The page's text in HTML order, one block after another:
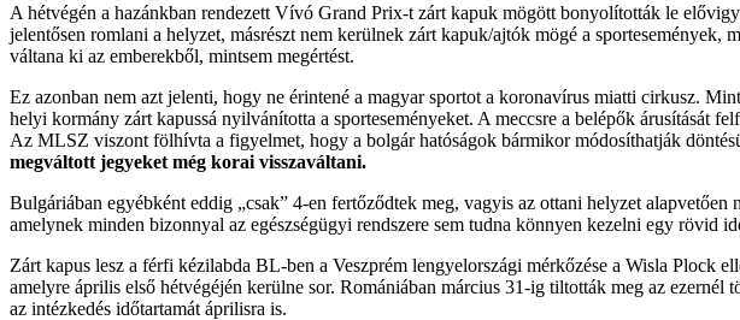
A hétvégén a hazánkban rendezett Vívó Grand Prix-t zárt kapuk mögött bonyolították le
jelentősen romlani a helyzet, másrészt nem kerülnek zárt kapuk/ajtók mögé a
váltana ki az emberekből, mintsem megértést.
Ez azonban nem azt jelenti, hogy ne érintené a magyar sportot a koronavírus miatti cirkusz.
helyi kormány zárt kapussá nyilvánította a sporteseményeket. A meccsre a belépők árusítását
Az MLSZ viszont fölhívta a figyelmet, hogy a bolgár hatóságok bármikor módosíthatják
megváltott jegyeket még korai visszaváltani.
Bulgáriában egyébként eddig „csak” 4-en fertőződtek meg, vagyis az ottani helyzet
amelynek minden bizonnyal az egészségügyi rendszere sem tudna könnyen kezelni egy rövid
Zárt kapus lesz a férfi kézilabda BL-ben a Veszprém lengyelországi mérkőzése a Wisla Plock
amelyre április első hétvégéjén kerülne sor. Romániában március 31-ig tiltották meg az
az intézkedés időtartamát áprilisra is.